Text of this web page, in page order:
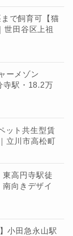
で飼育可【猫
世田谷区上祖
ーメゾン
寺駅・18.2万
ット共生型賃
立川市高松町
東高円寺駅徒
向きデザイ
小田急永山駅